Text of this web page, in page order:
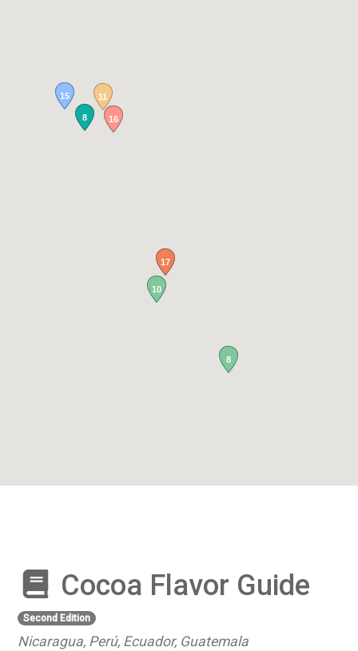
17
15
16
11
8
8
10
Cocoa Flavor Guide
Second Edition
Nicaragua, Perú, Ecuador, Guatemala